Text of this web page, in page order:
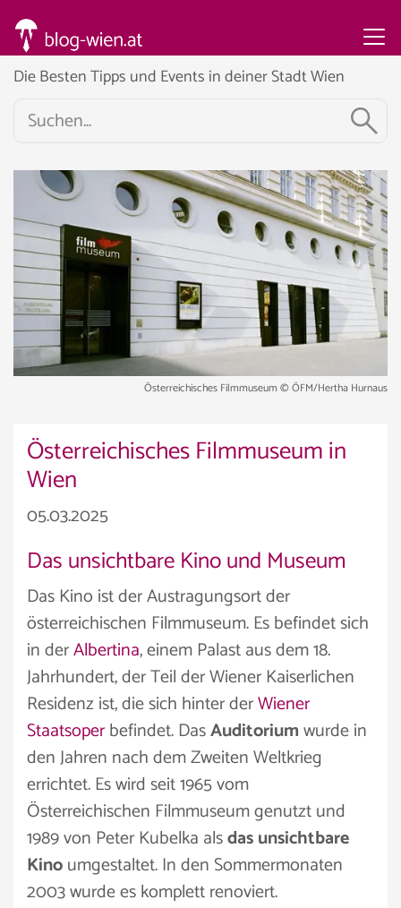
Die Besten Tipps und Events in deiner Stadt Wien
Österreichisches Filmmuseum © ÖFM/Hertha Hurnaus
Österreichisches Filmmuseum in
Wien
05.03.2025
Das unsichtbare Kino und Museum
Das Kino ist der Austragungsort der
österreichischen Filmmuseum. Es befindet sich
in derAlbertina, einem Palast aus dem 18.
Jahrhundert, der Teil der Wiener Kaiserlichen
Residenz ist, die sich hinter derWiener
Staatsoperbefindet. DasAuditoriumwurde in
den Jahren nach dem Zweiten Weltkrieg
errichtet. Es wird seit 1965 vom
Österreichischen Filmmuseum genutzt und
1989 von Peter Kubelka alsdas unsichtbare
Kinoumgestaltet. In den Sommermonaten
2003 wurde es komplett renoviert.